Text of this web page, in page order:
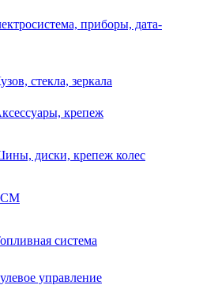
приборы, дата-
стекла, зеркала
крепеж
диски, крепеж колес
система
управление